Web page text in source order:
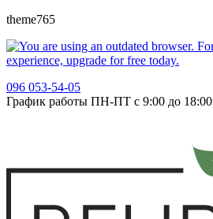
theme765
096 053-54-05
График работы ПН-ПТ с 9:00 до 18:00